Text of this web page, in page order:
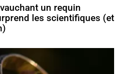
un requin
les scientifiques (et